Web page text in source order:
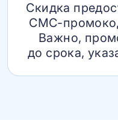
Скидка
СМС-
Важно,
до срока,